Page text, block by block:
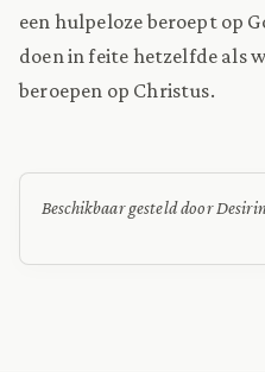
een hulpeloze beroept op
doen in feite hetzelfde als
beroepen op Christus.
Beschikbaar gesteld door